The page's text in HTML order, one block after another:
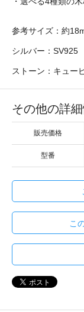
参考サイズ：約
シルバー：SV925
ストーン：キュー
その他の詳
販売価格
型番
こ